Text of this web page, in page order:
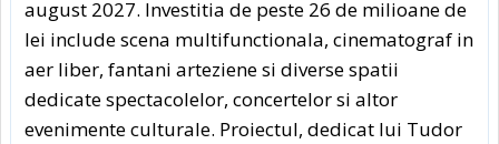
august 2027. Investitia de peste 26 de milioane de
lei include scena multifunctionala, cinematograf in
aer liber, fantani arteziene si diverse spatii
dedicate spectacolelor, concertelor si altor
evenimente culturale. Proiectul, dedicat lui Tudor